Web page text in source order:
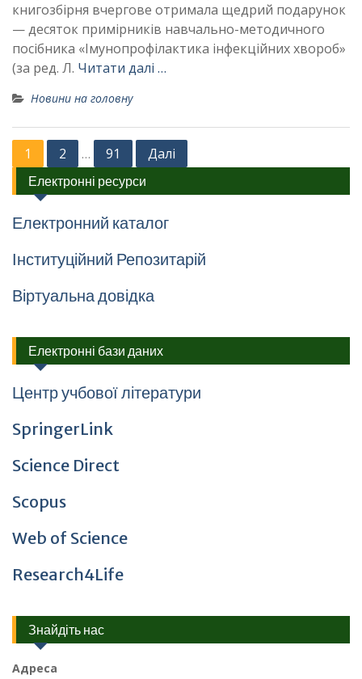
книгозбірня вчергове отримала щедрий подарунок
— десяток примірників навчально-методичного
посібника «Імунопрофілактика інфекційних хвороб»
(за ред. Л. Читати далі …
Новини на головну
Навігація
записів
1 2 … 91 Далі
Електронні ресурси
Електронний каталог
Інституційний Репозитарій
Віртуальна довідка
Електронні бази даних
Центр учбової літератури
SpringerLink
Science Direct
Scopus
Web of Science
Research4Life
Знайдіть нас
Адреса